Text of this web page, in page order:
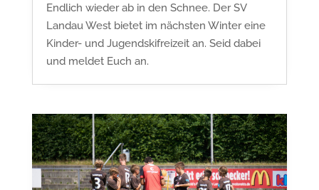
Endlich wieder ab in den Schnee. Der SV
Landau West bietet im nächsten Winter eine
Kinder- und Jugendskifreizeit an. Seid dabei
und meldet Euch an.